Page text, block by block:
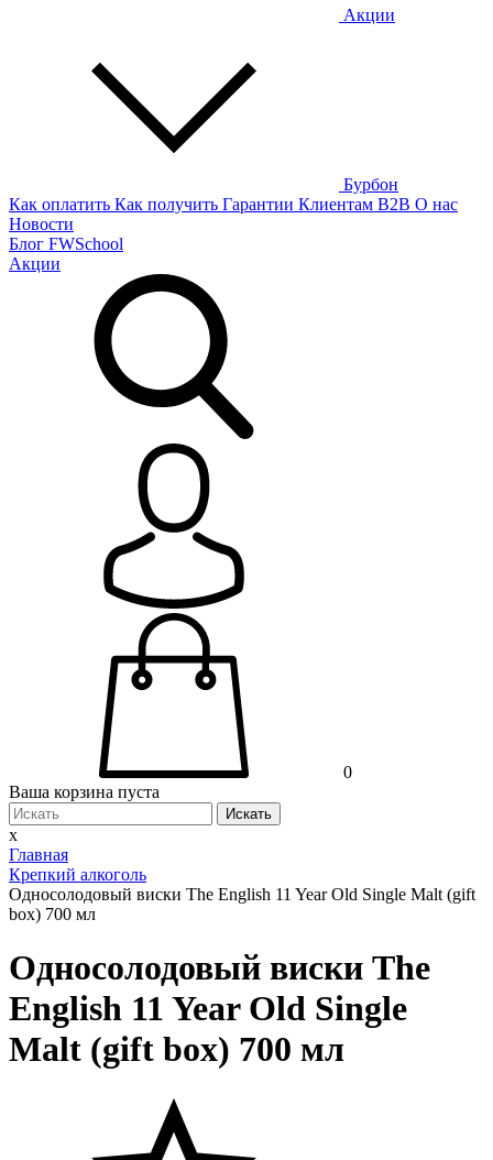
Акции
Бурбон
Как оплатить Как получить Гарантии Клиентам B2B О нас
Новости
Блог FWSchool
Акции
0
Ваша корзина пуста
Искать
x
Главная
Крепкий алкоголь
Односолодовый виски The English 11 Year Old Single Malt (gift
box) 700 мл
Односолодовый виски The
English 11 Year Old Single
Malt (gift box) 700 мл